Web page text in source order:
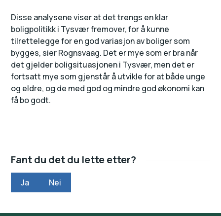
Disse analysene viser at det trengs en klar
boligpolitikk i Tysvær fremover, for å kunne
tilrettelegge for en god variasjon av boliger som
bygges, sier Rognsvaag. Det er mye som er bra når
det gjelder boligsituasjonen i Tysvær, men det er
fortsatt mye som gjenstår å utvikle for at både unge
og eldre, og de med god og mindre god økonomi kan
få bo godt.
Fant du det du lette etter?
Ja Nei